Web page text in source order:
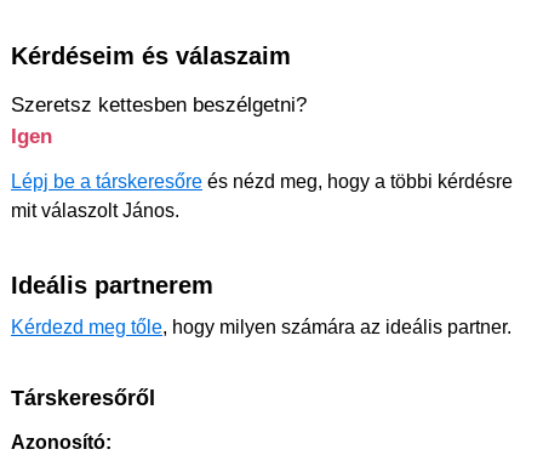
Kérdéseim és válaszaim
Szeretsz kettesben beszélgetni?
Igen
Lépj be a társkeresőre és nézd meg, hogy a többi kérdésre
mit válaszolt János.
Ideális partnerem
Kérdezd meg tőle, hogy milyen számára az ideális partner.
Társkeresőről
Azonosító: